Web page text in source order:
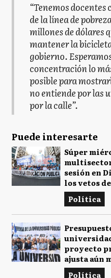
“Tenemos docentes
de la línea de
millones de dólares
mantener la
gobierno.
concentración lo
posible para
no entiende por las
por la calle”.
Puede interesarte
Súper
sesión en
los vetos
Política
proyecto
ajusta aún
Política